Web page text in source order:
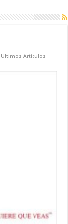
Ultimos Articulos